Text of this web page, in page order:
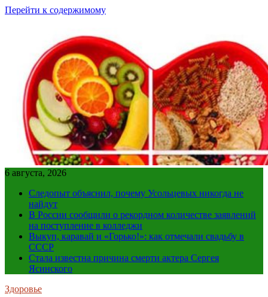
Перейти к содержимому
6 августа, 2026
Следопыт объяснил, почему Усольцевых никогда не
найдут
В России сообщили о рекордном количестве заявлений
на поступление в колледжи
Выкуп, каравай и «Горько!»: как отмечали свадьбу в
СССР
Стала известна причина смерти актера Сергея
Ясинского
Здоровье